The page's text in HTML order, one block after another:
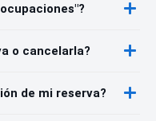
o cancelarla?
de mi reserva?